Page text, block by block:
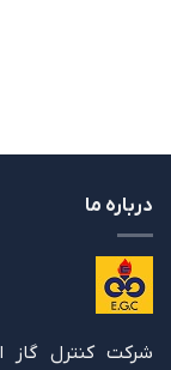
درباره ما
شرکت کنترل گاز